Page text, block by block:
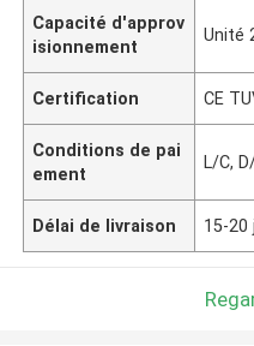
Capacité d'approv
isionnement
Unité
Certification CE
Conditions de pai
ement
L/C,
Délai de livraison 15-20